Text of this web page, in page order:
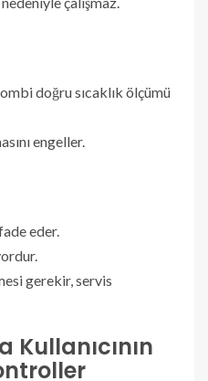
doğru sıcaklık ölçümü
engeller.
eder.
gerekir, servis
Kullanıcının